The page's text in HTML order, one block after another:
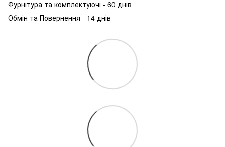
Фурнітура та комплектуючі - 60 днів
Обмін та Повернення - 14 днів